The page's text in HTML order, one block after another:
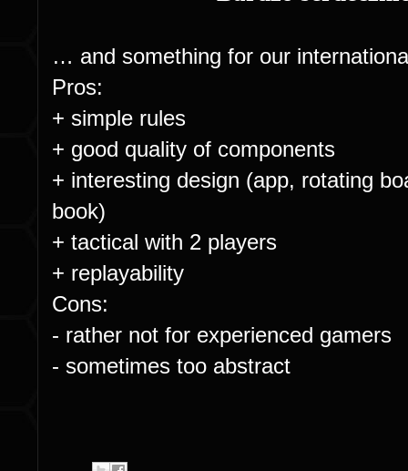
… and something for our
Pros:
+ simple rules
+ good quality of components
+ interesting design (app, rotating
book)
+ tactical with 2 players
+ replayability
Cons:
- rather not for experienced gamers
- sometimes too abstract